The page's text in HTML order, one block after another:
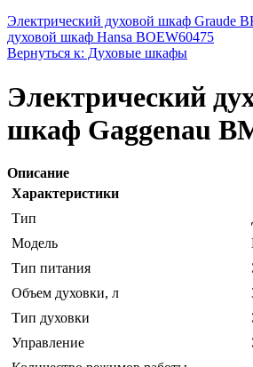
Электрический духовой шкаф Graude
духовой шкаф Hansa BOEW60475
Вернуться к: Духовые шкафы
Электрический
шкаф Gaggenau
Описание
Характеристики
Тип
Модель
Тип питания
Объем духовки, л
Тип духовки
Управление